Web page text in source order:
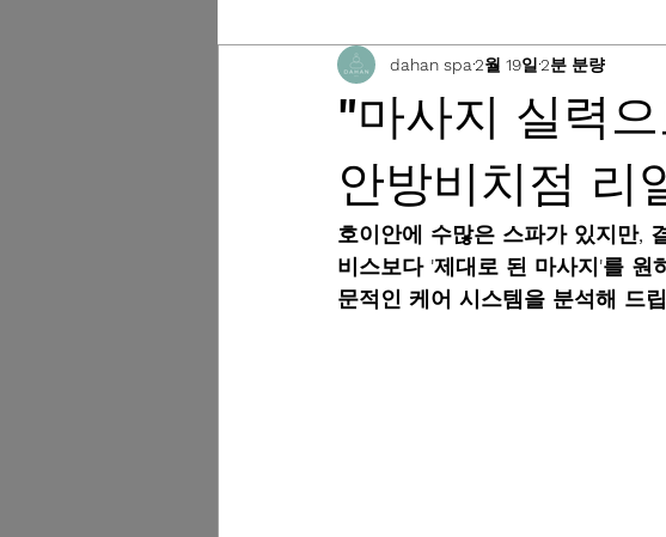
"마사지 실력
안방비치점 리
dahan spa2월 19일2분 분량
호이안에 수많은 스파가 있지만,
비스보다 '제대로 된 마사지'를 원
문적인 케어 시스템을 분석해 드